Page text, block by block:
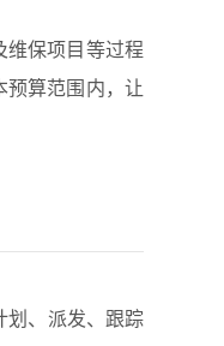
维保项目等过程
预算范围内，让
划、派发、跟踪